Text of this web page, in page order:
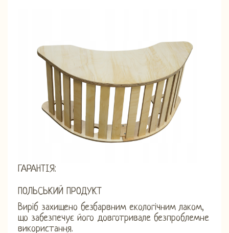
ГАРАНТІЯ:
ПОЛЬСЬКИЙ ПРОДУКТ
Виріб захищено безбарвним екологічним лаком,
що забезпечує його довготривале безпроблемне
використання.